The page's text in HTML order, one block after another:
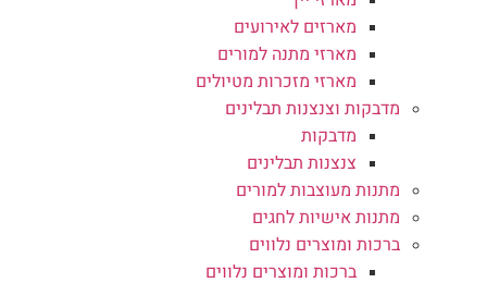
מארזים לאירועים
מארזי מתנה למורים
מארזי מזכרות מטיולים
מדבקות וצנצנות תבלינים
מדבקות
צנצנות תבלינים
מתנות מעוצבות למורים
מתנות אישיות לחגים
ברכות ומוצרים נלווים
ברכות ומוצרים נלווים